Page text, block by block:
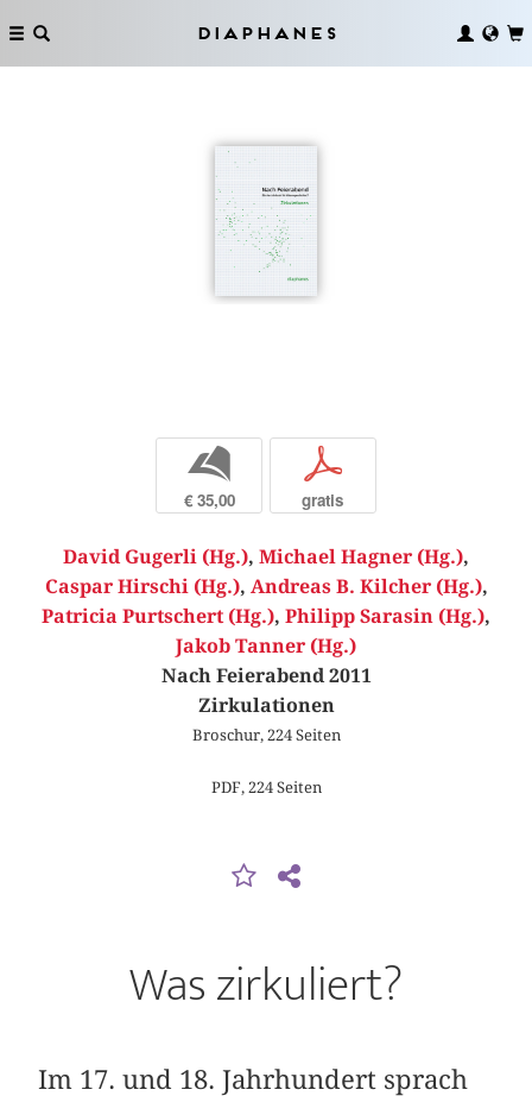
Diaphanes
b
€ 35,00
p
gratis
David Gugerli (Hg.), Michael Hagner (Hg.),
Caspar Hirschi (Hg.), Andreas B. Kilcher (Hg.),
Patricia Purtschert (Hg.), Philipp Sarasin (Hg.),
Jakob Tanner (Hg.)
Nach Feierabend 2011
Zirkulationen
Broschur, 224 Seiten
PDF, 224 Seiten
Was zirkuliert?
Im 17. und 18. Jahrhundert sprach